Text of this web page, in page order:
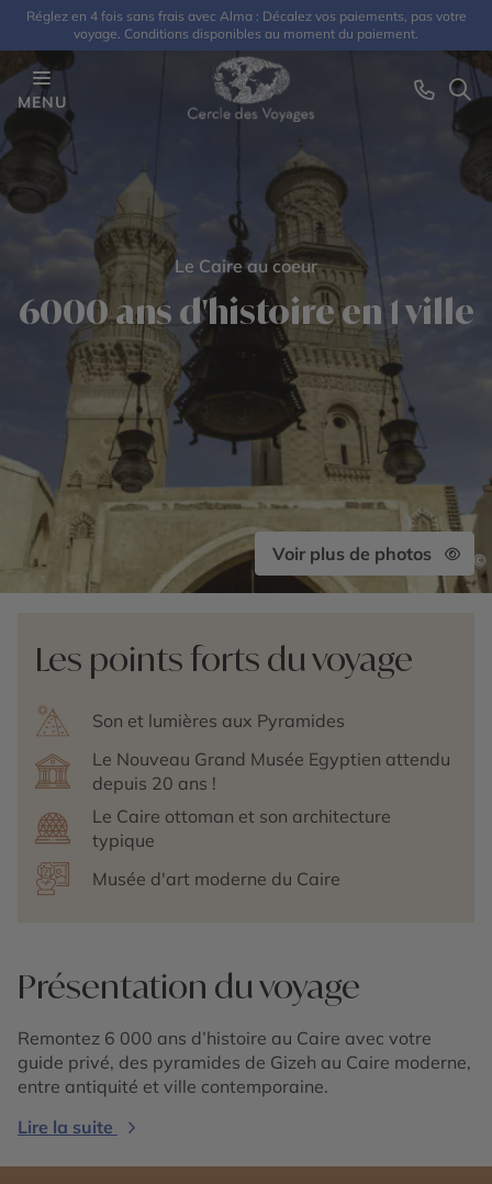
Réglez en 4 fois sans frais avec Alma : Décalez vos paiements, pas votre
voyage. Conditions disponibles au moment du paiement.
MENU
Le Caire au coeur
6000 ans d'histoire en 1 ville
Voir plus de photos ©
Les points forts du voyage
Son et lumières aux Pyramides
Le Nouveau Grand Musée Egyptien attendu
depuis 20 ans !
Le Caire ottoman et son architecture
typique
Musée d'art moderne du Caire
Présentation du voyage
Remontez 6 000 ans d’histoire au Caire avec votre
guide privé, des pyramides de Gizeh au Caire moderne,
entre antiquité et ville contemporaine.
Lire la suite